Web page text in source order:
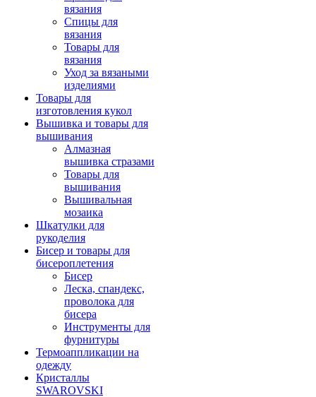
вязания
Спицы для
вязания
Товары для
вязания
Уход за вязаными
изделиями
Товары для
изготовления кукол
Вышивка и товары для
вышивания
Алмазная
вышивка стразами
Товары для
вышивания
Вышивальная
мозаика
Шкатулки для
рукоделия
Бисер и товары для
бисероплетения
Бисер
Леска, спандекс,
проволока для
бисера
Инструменты для
фурнитуры
Термоаппликации на
одежду
Кристаллы
SWAROVSKI